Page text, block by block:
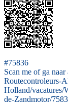
#75836
Scan me of ga
Routecontroleurs-
Holland/vacatures/
de-Zandmotor/